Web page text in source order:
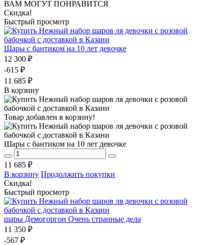
ВАМ МОГУТ ПОНРАВИТСЯ
Скидка!
Быстрый просмотр
Шары с бантиком на 10 лет девочке
12 300 ₽
-615 ₽
11 685 ₽
В корзину
Товар добавлен в корзину!
Шары с бантиком на 10 лет девочке
11 685 ₽
В корзину Продолжить покупки
Скидка!
Быстрый просмотр
шары Демогоргон Очень странные дела
11 350 ₽
-567 ₽